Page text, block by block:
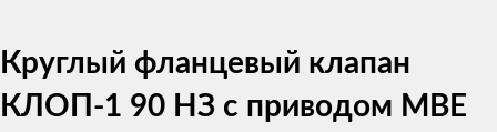
Круглый фланцевый клапан
КЛОП-1 90 НЗ с приводом MBE